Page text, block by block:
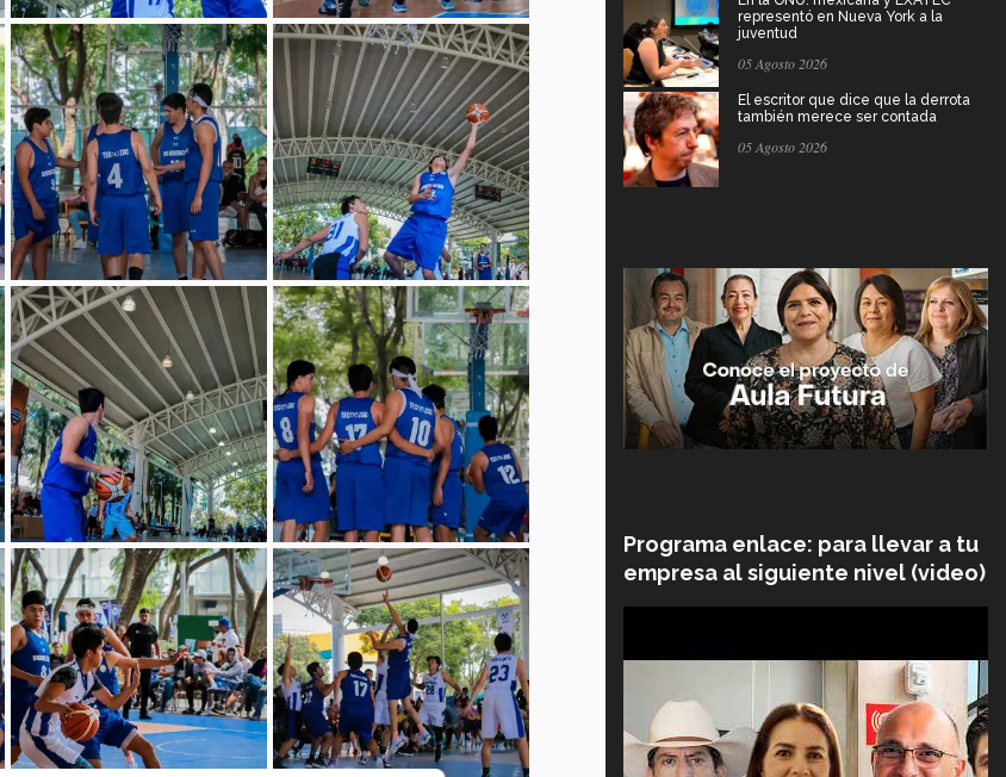
representó en Nueva York a la
juventud
05 Agosto 2026
El escritor que dice que la derrota
también merece ser contada
05 Agosto 2026
Programa enlace: para llevar a tu
empresa al siguiente nivel (video)